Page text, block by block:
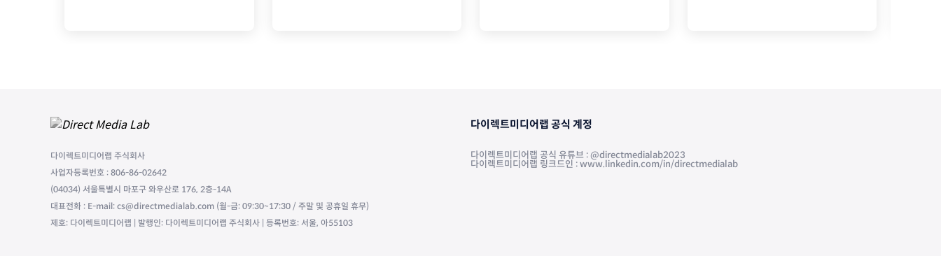
다이렉트미디어랩 주식회사
사업자등록번호 : 806-86-02642
(04034) 서울특별시 마포구 와우산로 176, 2층-14A
대표전화 : E-mail: cs@directmedialab.com (월-금: 09:30~17:30 / 주말 및 공휴일 휴무)
제호: 다이렉트미디어랩 | 발행인: 다이렉트미디어랩 주식회사 | 등록번호: 서울, 아55103
다이렉트미디어랩 공식 계정
다이렉트미디어랩 공식 유튜브 : @directmedialab2023
다이렉트미디어랩 링크드인 : www.linkedin.com/in/directmedialab